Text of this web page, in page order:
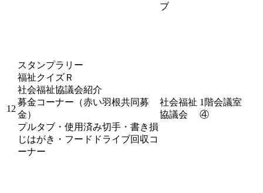
ブ
12
スタンプラリー
福祉クイズＲ
社会福祉協議会紹介
募金コーナー（赤い羽根共同募
金）
プルタブ・使用済み切手・書き損
じはがき・フードドライブ回収コ
ーナー
社会福祉
協議会
1階会議室
④